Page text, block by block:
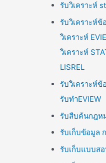
รับวิเคราะห์
รับวิเคราะห์ข้
วิเคราะห์
วิเคราะห์
LISREL
รับวิเคราะห์ข้
รับทำEVIEW
รับสืบค้นกฎห
รับเก็บข้อมูล
รับเก็บแบบส